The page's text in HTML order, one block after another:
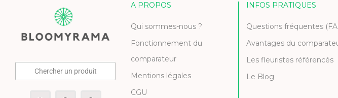
Chercher un produit
A PROPOS
Qui sommes-nous ?
Fonctionnement du
comparateur
Mentions légales
CGU
INFOS PRATIQUES
Questions fréquentes
Avantages du
Les fleuristes référencés
Le Blog